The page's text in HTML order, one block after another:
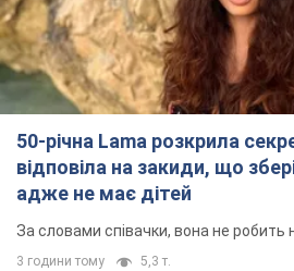
50-річна Lama розкрила
відповіла на закиди, що
адже не має дітей
За словами співачки, вона не робить
3 години тому 5,3 т.